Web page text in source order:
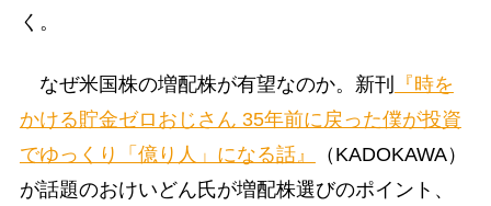
く。
なぜ米国株の増配株が有望なのか。新刊
『時を
かける貯金ゼロおじさん 35年前に戻った僕が投資
でゆっくり「億り人」になる話』
（KADOKAWA）
が話題のおけいどん氏が増配株選びのポイント、